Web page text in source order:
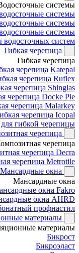
системы
системы
системы
системы
водосточных систем
Гибкая черепица
Гибкая черепица
черепица Katepal
черепица Ruflex
черепица Shinglas
черепица Docke Pie
черепица Malarkey
черепица Icopal
гибкой черепицы
черепица
черепица
черепица Decra
черепица Metrotile
Мансардные окна
Мансардные окна
окна Fakro
окна AHRD
профнастил
материалы
материалы
Бикрост
Бикроэласт